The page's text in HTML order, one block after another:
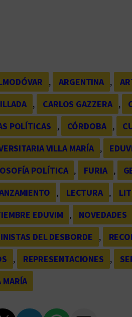
, ARGENTINA ,
, CARLOS GAZZERA ,
POLÍTICAS
, CÓRDOBA ,
VILLA MARÍA ,
POLÍTICA , FURIA ,
, LECTURA ,
EDUVIM
, NOVEDADES
DEL DESBORDE
,
, REPRESENTACIONES ,
MARÍA